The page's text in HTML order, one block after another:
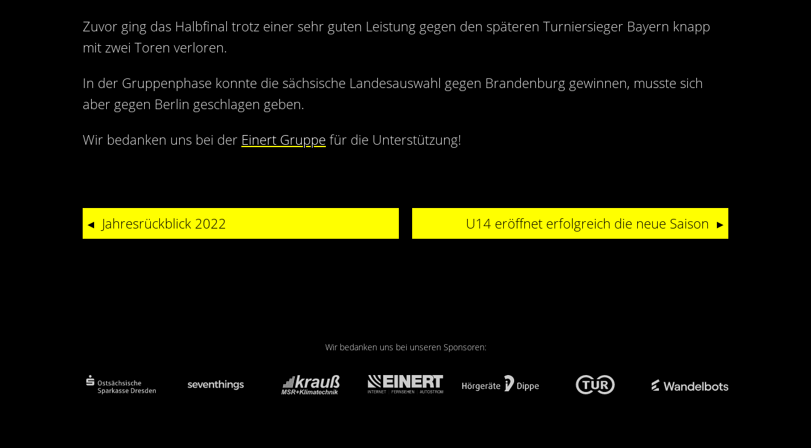
Zuvor ging das Halbfinal trotz einer sehr guten Leistung gegen den späteren Turniersieger Bayern knapp
mit zwei Toren verloren.
In der Gruppenphase konnte die sächsische Landesauswahl gegen Brandenburg gewinnen, musste sich
aber gegen Berlin geschlagen geben.
Wir bedanken uns bei der Einert Gruppe für die Unterstützung!
Jahresrückblick 2022 U14 eröffnet erfolgreich die neue Saison
Wir bedanken uns bei unseren Sponsoren: